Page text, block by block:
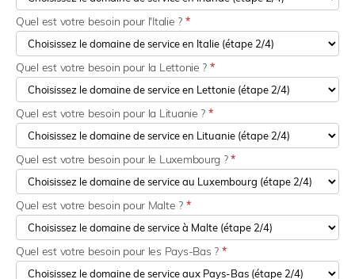
Quel est votre besoin pour l'Italie ? *
Quel est votre besoin pour la Lettonie ? *
Quel est votre besoin pour la Lituanie ? *
Quel est votre besoin pour le Luxembourg ?*
Quel est votre besoin pour Malte ? *
Quel est votre besoin pour les Pays-Bas ? *